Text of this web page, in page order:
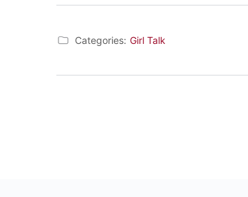
Categories: Girl Talk